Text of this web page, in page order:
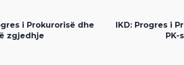
i Prokurorisë dhe
zgjedhje
IKD: Progres i
PK-